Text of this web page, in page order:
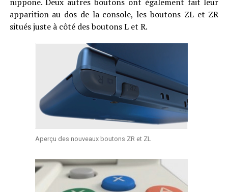
apparition au dos de la console, les boutons ZL et ZR
situés juste à côté des boutons L et R.
Aperçu des nouveaux boutons ZR et ZL